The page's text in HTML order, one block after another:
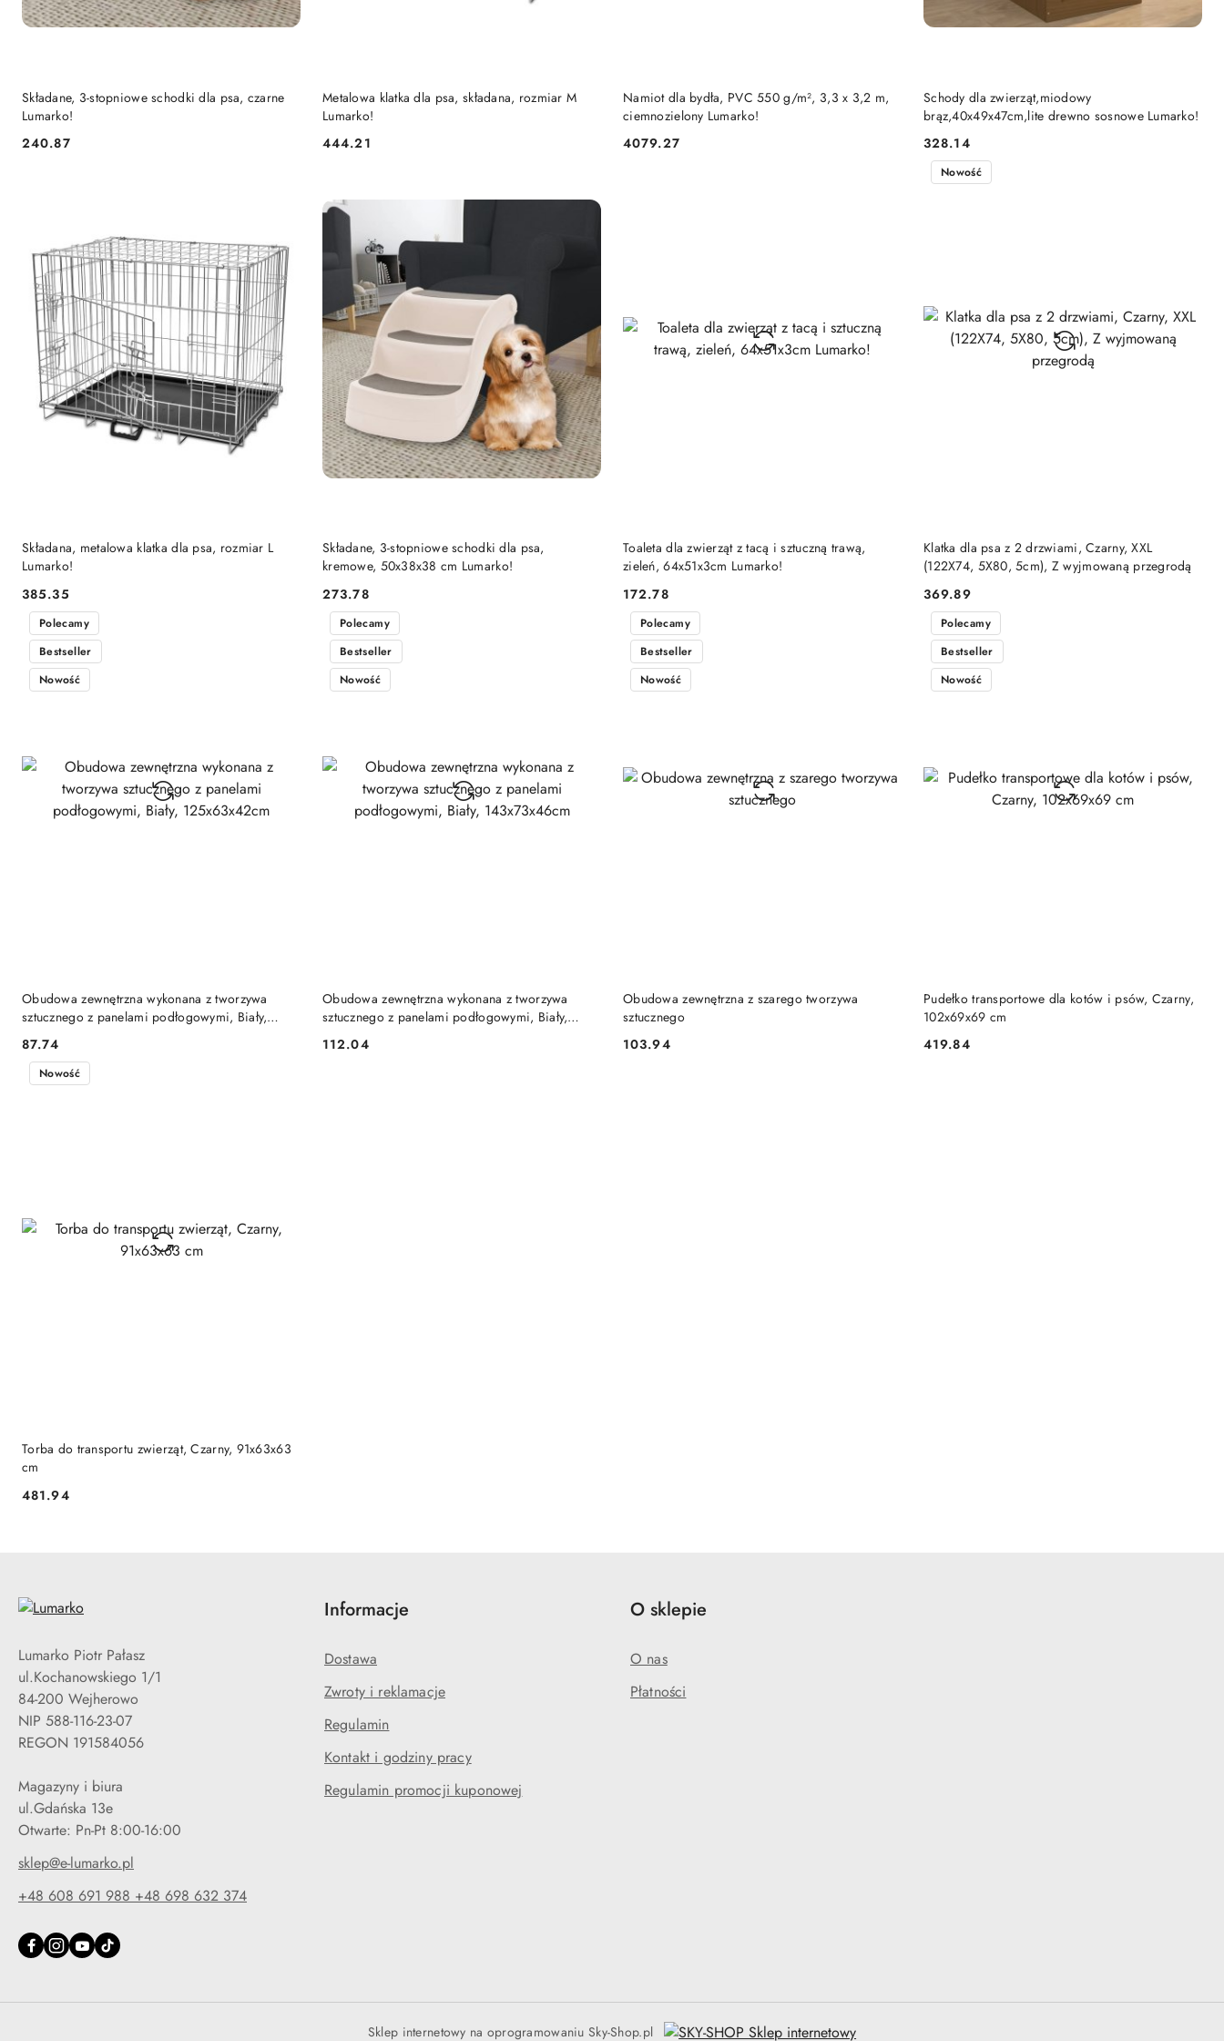
Składane, 3-stopniowe schodki dla psa, czarne
Lumarko!
Cena:
240.87
DO KOSZYKA
Metalowa klatka dla psa, składana, rozmiar M
Lumarko!
Cena:
444.21
DO KOSZYKA
Namiot dla bydła, PVC 550 g/m², 3,3 x 3,2 m,
ciemnozielony Lumarko!
Cena:
4079.27
DO KOSZYKA
Schody dla zwierząt,miodowy
brąz,40x49x47cm,lite drewno sosnowe Lumarko!
Cena:
328.14
DO KOSZYKA
Składana, metalowa klatka dla psa, rozmiar L
Lumarko!
Cena:
385.35
DO KOSZYKA
Składane, 3-stopniowe schodki dla psa,
kremowe, 50x38x38 cm Lumarko!
Cena:
273.78
DO KOSZYKA
Toaleta dla zwierząt z tacą i sztuczną trawą,
zieleń, 64x51x3cm Lumarko!
Cena:
172.78
DO KOSZYKA
Klatka dla psa z 2 drzwiami, Czarny, XXL
(122X74, 5X80, 5cm), Z wyjmowaną przegrodą
Cena:
369.89
Nowość
DO KOSZYKA
Obudowa zewnętrzna wykonana z tworzywa
sztucznego z panelami podłogowymi, Biały,
Cena:
87.74
Polecamy
Bestseller
Nowość
DO KOSZYKA
Obudowa zewnętrzna wykonana z tworzywa
sztucznego z panelami podłogowymi, Biały,
Cena:
112.04
Polecamy
Bestseller
Nowość
DO KOSZYKA
Obudowa zewnętrzna z szarego tworzywa
sztucznego
Cena:
103.94
Polecamy
Bestseller
Nowość
Pudełko transportowe dla kotów i psów, Czarny,
102x69x69 cm
Cena:
419.84
Polecamy
Bestseller
Nowość
DO KOSZYKA
Torba do transportu zwierząt, Czarny, 91x63x63
cm
Cena:
481.94
Nowość
DO KOSZYKA
Lumarko Piotr Pałasz
ul.Kochanowskiego 1/1
84-200 Wejherowo
NIP 588-116-23-07
REGON 191584056
Magazyny i biura
ul.Gdańska 13e
Otwarte: Pn-Pt 8:00-16:00
sklep@e-lumarko.pl
+48 608 691 988 +48 698 632 374
Informacje
Dostawa
Zwroty i reklamacje
Regulamin
Kontakt i godziny pracy
Regulamin promocji kuponowej
O sklepie
O nas
Płatności
Sklep internetowy na oprogramowaniu Sky-Shop.pl